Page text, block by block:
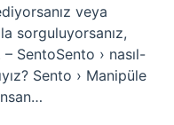
veya
sorguluyorsanız,
SentoSento › nasıl-
Sento › Manipüle